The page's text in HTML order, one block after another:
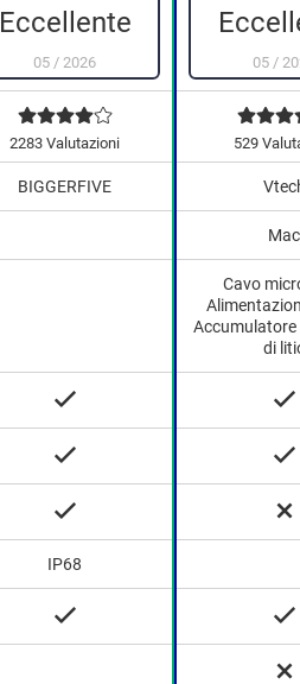
Eccellente
05 / 2026
2283 Valutazioni
BIGGERFIVE
IP68
05 /
529
Mac
Cavo
Accumulatore
di